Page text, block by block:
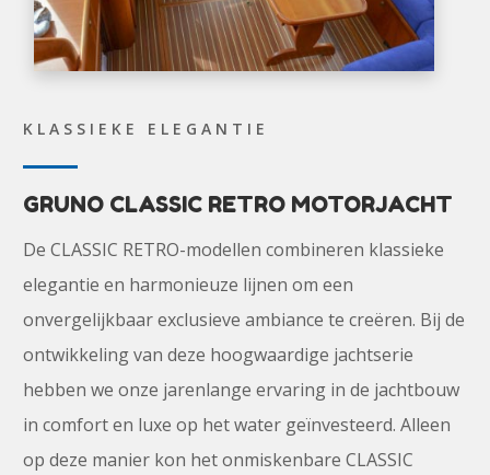
KLASSIEKE ELEGANTIE
GRUNO CLASSIC RETRO MOTORJACHT
De CLASSIC RETRO-modellen combineren klassieke
elegantie en harmonieuze lijnen om een
onvergelijkbaar exclusieve ambiance te creëren. Bij de
ontwikkeling van deze hoogwaardige jachtserie
hebben we onze jarenlange ervaring in de jachtbouw
in comfort en luxe op het water geïnvesteerd. Alleen
op deze manier kon het onmiskenbare CLASSIC